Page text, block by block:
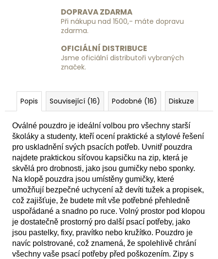
DOPRAVA ZDARMA
Při nákupu nad 1500,- máte dopravu
zdarma.
OFICIÁLNÍ DISTRIBUCE
Jsme oficiální distributoři vybraných
značek.
Popis Související (16) Podobné (16) Diskuze
Oválné pouzdro je ideální volbou pro všechny starší
školáky a studenty, kteří ocení praktické a stylové řešení
pro uskladnění svých psacích potřeb. Uvnitř pouzdra
najdete praktickou síťovou kapsičku na zip, která je
skvělá pro drobnosti, jako jsou gumičky nebo sponky.
Na klopě pouzdra jsou umístěny gumičky, které
umožňují bezpečné uchycení až devíti tužek a propisek,
což zajišťuje, že budete mít vše potřebné přehledně
uspořádané a snadno po ruce. Volný prostor pod klopou
je dostatečně prostorný pro další psací potřeby, jako
jsou pastelky, fixy, pravítko nebo kružítko. Pouzdro je
navíc polstrované, což znamená, že spolehlivě chrání
všechny vaše psací potřeby před poškozením. Zipy s